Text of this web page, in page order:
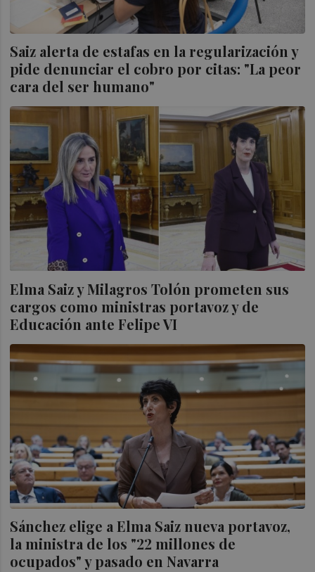
Saiz alerta de estafas en la regularización y
pide denunciar el cobro por citas: "La peor
cara del ser humano"
Elma Saiz y Milagros Tolón prometen sus
cargos como ministras portavoz y de
Educación ante Felipe VI
Sánchez elige a Elma Saiz nueva portavoz,
la ministra de los "22 millones de
ocupados" y pasado en Navarra